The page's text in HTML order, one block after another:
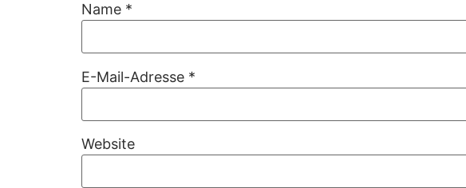
Name *
E-Mail-Adresse *
Website